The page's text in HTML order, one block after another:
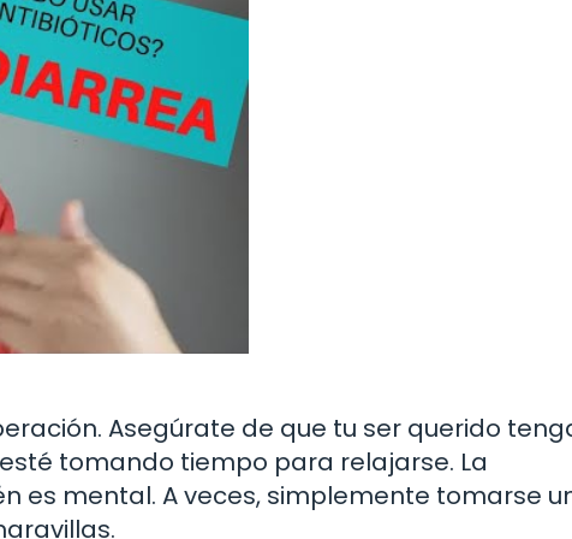
Asegúrate de que tu ser querido
tomando tiempo para relajarse. La
es mental. A veces, simplemente tomarse